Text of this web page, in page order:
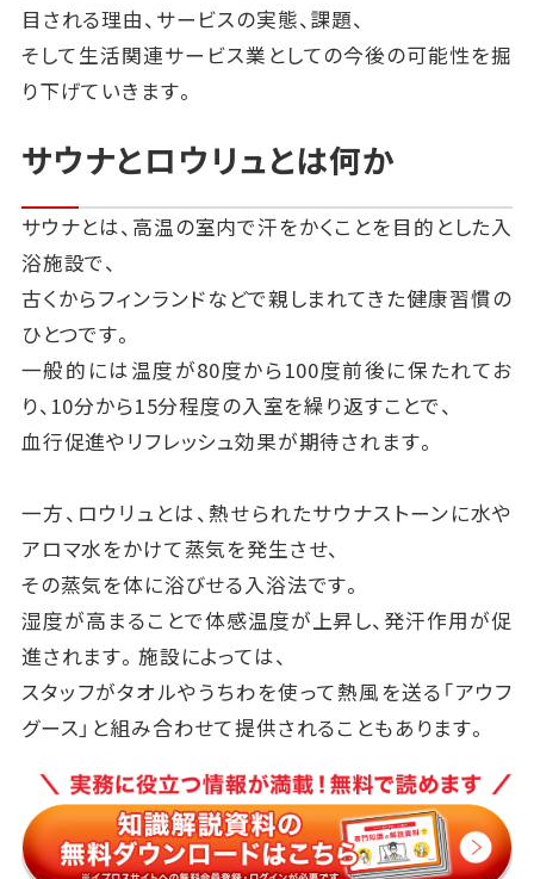
目される理由、サービスの実態、課題、
そして生活関連サービス業としての今後の可能性を掘
り下げていきます。
サウナとロウリュとは何か
サウナとは、高温の室内で汗をかくことを目的とした入
浴施設で、
古くからフィンランドなどで親しまれてきた健康習慣の
ひとつです。
一般的には温度が80度から100度前後に保たれてお
り、10分から15分程度の入室を繰り返すことで、
血行促進やリフレッシュ効果が期待されます。
一方、ロウリュとは、熱せられたサウナストーンに水や
アロマ水をかけて蒸気を発生させ、
その蒸気を体に浴びせる入浴法です。
湿度が高まることで体感温度が上昇し、発汗作用が促
進されます。施設によっては、
スタッフがタオルやうちわを使って熱風を送る「アウフ
グース」と組み合わせて提供されることもあります。